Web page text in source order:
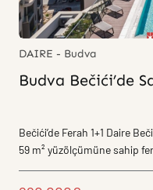
DAIRE - Budva
Budva Bečići’de
Bečići’de Ferah 1+1 Daire
59 m² yüzölçümüne sahip